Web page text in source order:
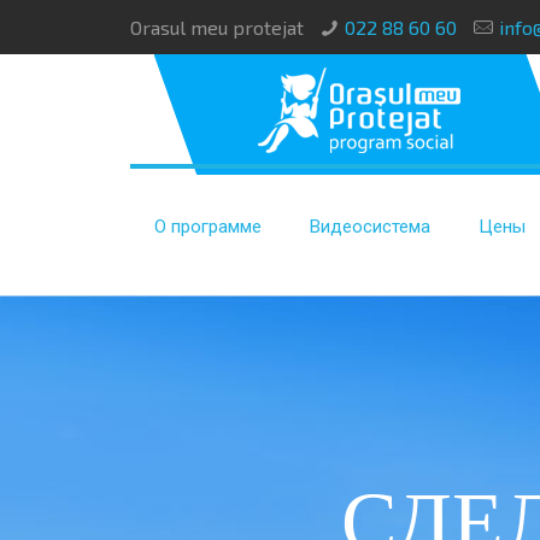
Orasul meu protejat 022 88 60 60
О программе Видеосистема Цены